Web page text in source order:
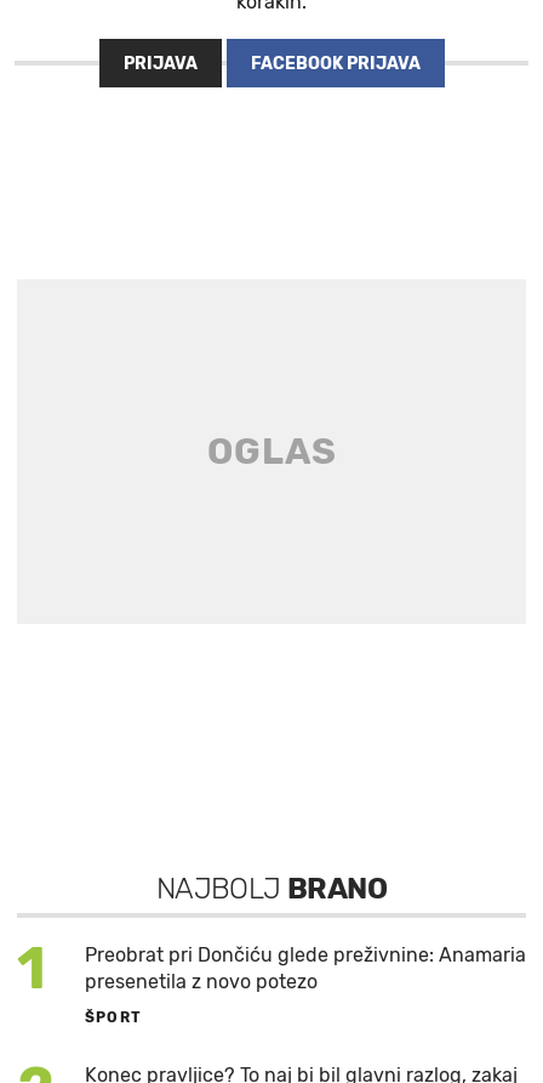
PRIJAVA FACEBOOK PRIJAVA
NAJBOLJ BRANO
1
Preobrat pri Dončiću glede preživnine: Anamaria
presenetila z novo potezo
ŠPORT
Konec pravljice? To naj bi bil glavni razlog, zakaj